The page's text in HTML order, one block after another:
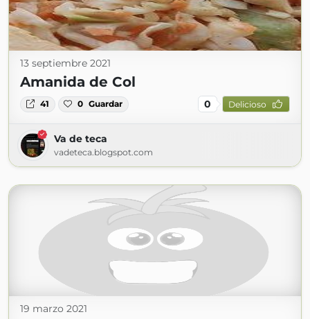
13 septiembre 2021
Amanida de Col
41 0 Guardar 0 Delicioso
Va de teca
vadeteca.blogspot.com
19 marzo 2021